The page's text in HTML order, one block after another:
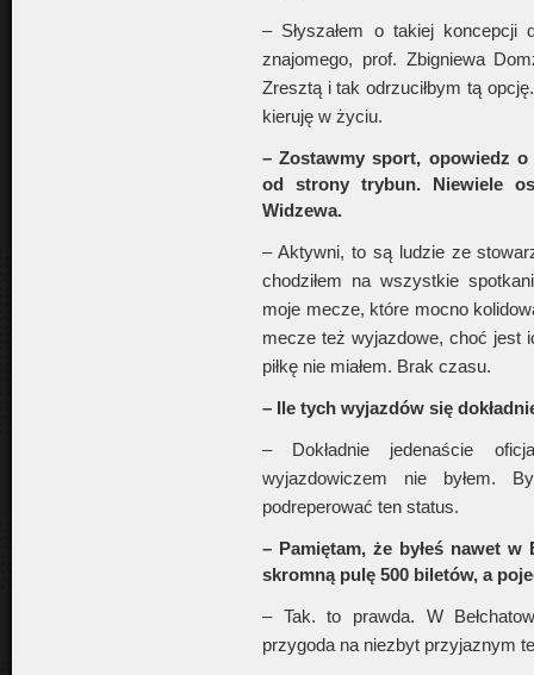
– Słyszałem o takiej koncepcji
znajomego, prof. Zbigniewa
Zresztą i tak odrzuciłbym tą
kieruję w życiu.
– Zostawmy sport, opowiedz
od strony trybun. Niewiele
Widzewa.
– Aktywni, to są ludzie ze
chodziłem na wszystkie
moje mecze, które mocno
mecze też wyjazdowe, choć jest
piłkę nie miałem. Brak czasu.
– Ile tych wyjazdów się
– Dokładnie jedenaście
wyjazdowiczem nie byłem.
podreperować ten status.
– Pamiętam, że byłeś nawet
skromną pulę 500 biletów, a
– Tak. to prawda. W
przygoda na niezbyt przyjaznym